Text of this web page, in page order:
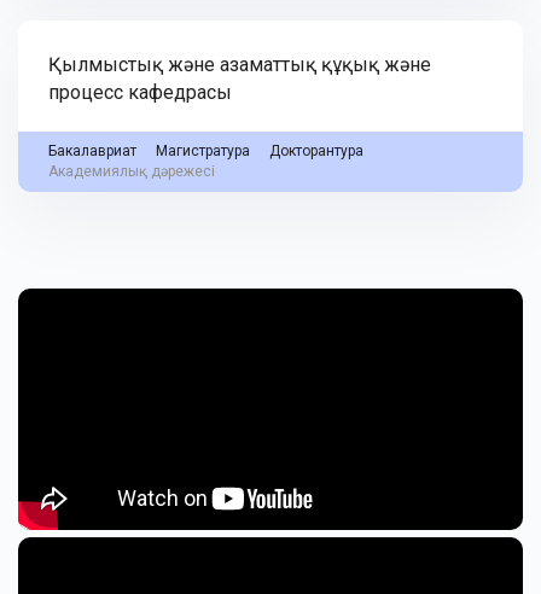
Қылмыстық және азаматтық құқық және
процесс кафедрасы
Бакалавриат Магистратура
Докторантура
Академиялық дәрежесі